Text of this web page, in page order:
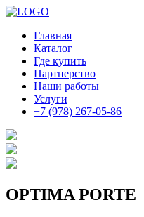
Главная
Каталог
Где купить
Партнерство
Наши работы
Услуги
+7 (978) 267-05-86
OPTIMA PORTE